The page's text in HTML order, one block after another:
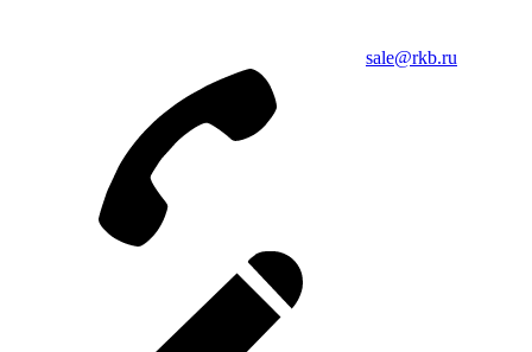
sale@rkb.ru